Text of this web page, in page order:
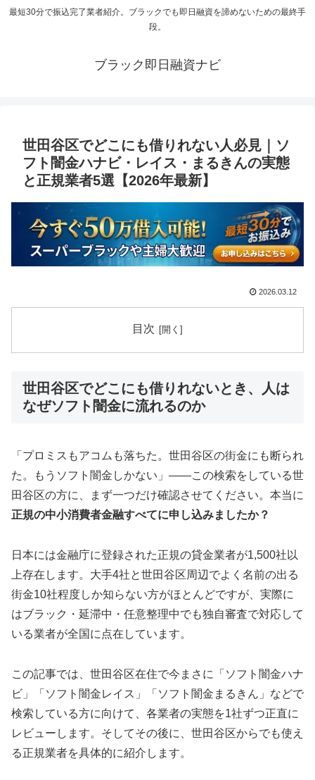
最短30分で振込完了業者紹介。ブラックでも即日融資を諦めないための最終手
段。
ブラック即日融資ナビ
世田谷区でどこにも借りれない人必見｜ソ
フト闇金ハナビ・レイス・まるきんの実態
と正規業者5選【2026年最新】
2026.03.12
目次
世田谷区でどこにも借りれないとき、人は
なぜソフト闇金に流れるのか
「プロミスもアコムも落ちた。世田谷区の街金にも断られ
た。もうソフト闇金しかない」——この検索をしている世
田谷区の方に、まず一つだけ確認させてください。本当に
正規の中小消費者金融すべてに申し込みましたか？
日本には金融庁に登録された正規の貸金業者が1,500社以
上存在します。大手4社と世田谷区周辺でよく名前の出る
街金10社程度しか知らない方がほとんどですが、実際に
はブラック・延滞中・任意整理中でも独自審査で対応して
いる業者が全国に点在しています。
この記事では、世田谷区在住で今まさに「ソフト闇金ハナ
ビ」「ソフト闇金レイス」「ソフト闇金まるきん」などで
検索している方に向けて、各業者の実態を1社ずつ正直に
レビューします。そしてその後に、世田谷区からでも使え
る正規業者を具体的に紹介します。